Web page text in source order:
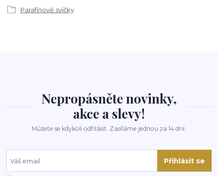
Parafínové svíčky
Nepropásněte novinky,
akce a slevy!
Můžete se kdykoli odhlásit. Zasíláme jednou za 14 dní.
Přihlásit se